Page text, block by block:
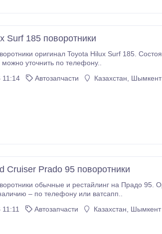
Surf 185 поворотники
Состояние отличное, есть гарантия. Есть отправка в регионы, подробную
уточнить по телефону..
11:14
Автозапчасти Казахстан, Шымкент
Cruiser Prado 95 поворотники
на Прадо 95. Оригинал Б/У, есть отправка в регионы. Подробная информация по
– по телефону или ватсапп..
Автозапчасти Казахстан, Шымкент